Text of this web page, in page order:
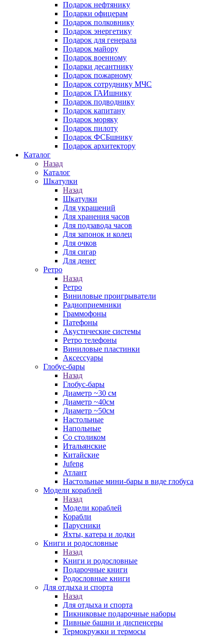
Подарок нефтянику
Подарки офицерам
Подарок полковнику
Подарок энергетику
Подарок для генерала
Подарок майору
Подарок военному
Подарки десантнику
Подарок пожарному
Подарок сотруднику МЧС
Подарок ГАИшнику
Подарок подводнику
Подарок капитану
Подарок моряку
Подарок пилоту
Подарок ФСБшнику
Подарок архитектору
Каталог
Назад
Каталог
Шкатулки
Назад
Шкатулки
Для украшений
Для хранения часов
Для подзавода часов
Для запонок и колец
Для очков
Для сигар
Для денег
Ретро
Назад
Ретро
Виниловые проигрыватели
Радиоприемники
Граммофоны
Патефоны
Акустические системы
Ретро телефоны
Виниловые пластинки
Аксессуары
Глобус-бары
Назад
Глобус-бары
Диаметр ~30 см
Диаметр ~40см
Диаметр ~50см
Настольные
Напольные
Со столиком
Итальянские
Китайские
Jufeng
Атлант
Настольные мини-бары в виде глобуса
Модели кораблей
Назад
Модели кораблей
Корабли
Парусники
Яхты, катера и лодки
Книги и родословные
Назад
Книги и родословные
Подарочные книги
Родословные книги
Для отдыха и спорта
Назад
Для отдыха и спорта
Пикниковые подарочные наборы
Пивные башни и диспенсеры
Термокружки и термосы